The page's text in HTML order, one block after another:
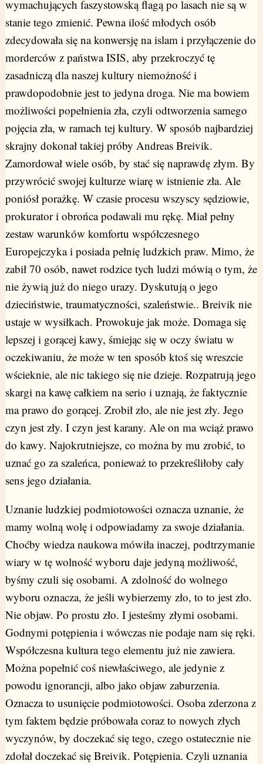
wymachujących faszystowską flagą po lasach nie są w
stanie tego zmienić. Pewna ilość młodych osób
zdecydowała się na konwersję na islam i przyłączenie do
morderców z państwa ISIS, aby przekroczyć tę
zasadniczą dla naszej kultury niemożność i
prawdopodobnie jest to jedyna droga. Nie ma bowiem
możliwości popełnienia zła, czyli odtworzenia samego
pojęcia zła, w ramach tej kultury. W sposób najbardziej
skrajny dokonał takiej próby Andreas Breivik.
Zamordował wiele osób, by stać się naprawdę złym. By
przywrócić swojej kulturze wiarę w istnienie zła. Ale
poniósł porażkę. W czasie procesu wszyscy sędziowie,
prokurator i obrońca podawali mu rękę. Miał pełny
zestaw warunków komfortu współczesnego
Europejczyka i posiada pełnię ludzkich praw. Mimo, że
zabił 70 osób, nawet rodzice tych ludzi mówią o tym, że
nie żywią już do niego urazy. Dyskutują o jego
dzieciństwie, traumatyczności, szaleństwie.. Breivik nie
ustaje w wysiłkach. Prowokuje jak może. Domaga się
lepszej i gorącej kawy, śmiejąc się w oczy światu w
oczekiwaniu, że może w ten sposób ktoś się wreszcie
wścieknie, ale nic takiego się nie dzieje. Rozpatrują jego
skargi na kawę całkiem na serio i uznają, że faktycznie
ma prawo do gorącej. Zrobił zło, ale nie jest zły. Jego
czyn jest zły. I czyn jest karany. Ale on ma wciąż prawo
do kawy. Najokrutniejsze, co można by mu zrobić, to
uznać go za szaleńca, ponieważ to przekreśliłoby cały
sens jego działania.
Uznanie ludzkiej podmiotowości oznacza uznanie, że
mamy wolną wolę i odpowiadamy za swoje działania.
Choćby wiedza naukowa mówiła inaczej, podtrzymanie
wiary w tę wolność wyboru daje jedyną możliwość,
byśmy czuli się osobami. A zdolność do wolnego
wyboru oznacza, że jeśli wybierzemy zło, to to jest zło.
Nie objaw. Po prostu zło. I jesteśmy złymi osobami.
Godnymi potępienia i wówczas nie podaje nam się ręki.
Współczesna kultura tego elementu już nie zawiera.
Można popełnić coś niewłaściwego, ale jedynie z
powodu ignorancji, albo jako objaw zaburzenia.
Oznacza to usunięcie podmiotowości. Osoba zderzona z
tym faktem będzie próbowała coraz to nowych złych
wyczynów, by doczekać się tego, czego ostatecznie nie
zdołał doczekać się Breivik. Potępienia. Czyli uznania